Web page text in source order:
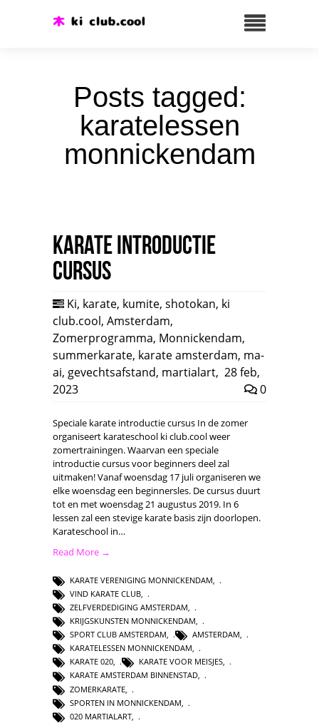
Posts tagged:
karatelessen
monnickendam
Karate introductie
cursus
Ki, karate, kumite, shotokan, ki
club.cool, Amsterdam,
Zomerprogramma, Monnickendam,
summerkarate, karate amsterdam, ma-
ai, gevechtsafstand, martialart, 28 feb,
2023
0
Speciale karate introductie cursus In de zomer
organiseert karateschool ki club.cool weer
zomertrainingen. Waarvan een speciale
introductie cursus voor beginners deel zal
uitmaken! Vanaf woensdag 17 juli organiseren we
elke woensdag een beginnersles. De cursus duurt
tot en met woensdag 21 augustus 2019. In 6
lessen zal een stevige karate basis zijn doorlopen.
Karateschool in…
Read More →
KARATE VERENIGING MONNICKENDAM,
VIND KARATE CLUB,
ZELFVERDEDIGING AMSTERDAM,
KRIJGSKUNSTEN MONNICKENDAM,
SPORT CLUB AMSTERDAM, AMSTERDAM,
KARATELESSEN MONNICKENDAM,
KARATE 020, KARATE VOOR MEISJES,
KARATE AMSTERDAM BINNENSTAD,
ZOMERKARATE
SPORTEN IN MONNICKENDAM
020 MARTIALART